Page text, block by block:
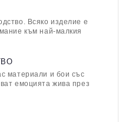
Всяко изделие е
към най-малкия
материали и бои със
емоцията жива през